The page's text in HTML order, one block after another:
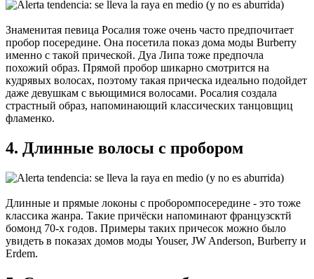
Знаменитая певица Росалия тоже очень часто предпочитает
пробор посередине. Она посетила показ дома моды Burberry
именно с такой прической. Дуа Липа тоже предпочла
похожий образ. Прямой пробор шикарно смотрится на
кудрявых волосах, поэтому такая прическа идеально подойдет
даже девушкам с вьющимися волосами. Росалия создала
страстный образ, напоминающий классических танцовщиц
фламенко.
4. Длинные волосы с пробором
Длинные и прямые локоны с проборомпосередине - это тоже
классика жанра. Такие причёски напоминают французсктй
бомонд 70-х годов. Примеры таких причесок можно было
увидеть в показах домов моды Youser, JW Anderson, Burberry и
Erdem.